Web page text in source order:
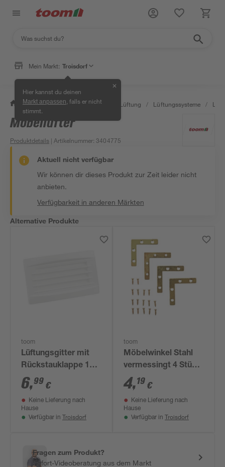
Mein Markt: Troisdorf
Hier kannst du deinen
Markt anpassen , falls er nicht
stimmt.
✕
/ Bauen & Renovieren / Klima & Lüftung / Lüftungssysteme /
Möbellüfter
Produktdetails | Artikelnummer:3404775
Aktuell nicht verfügbar
Wir können dir dieses Produkt zur Zeit leider nicht
anbieten.
Verfügbarkeit in anderen Märkten
Alternative Produkte
toom
Lüftungsgitter mit
Rückstauklappe 11 x
5,4 cm weiß
6,99 €
Keine Lieferung nach
Hause
Verfügbar in Troisdorf
toom
Möbelwinkel Stahl
vermessingt 4 Stück
10 x 50 x 50 mm
seitliche
Verschraubung
4,19 €
Keine Lieferung nach
Hause
Verfügbar in Troisdorf
Fragen zum Produkt?
Sofort-Videoberatung aus dem Markt